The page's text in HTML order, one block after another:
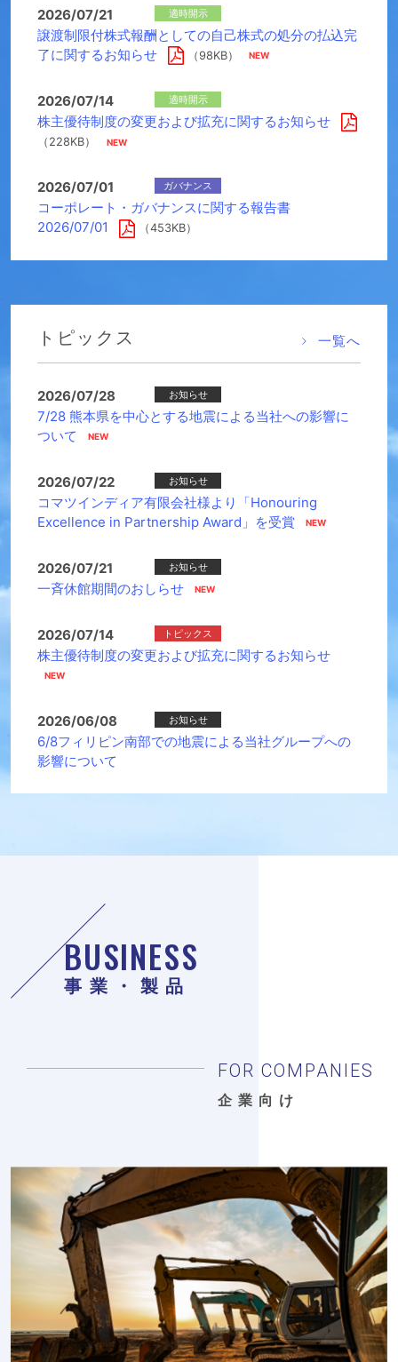
2026/07/21 適時開示
譲渡制限付株式報酬としての自己株式の処分の払込完
了に関するお知らせ
（98KB）
2026/07/14 適時開示
株主優待制度の変更および拡充に関するお知らせ
（228KB）
2026/07/01 ガバナンス
コーポレート・ガバナンスに関する報告書
2026/07/01
（453KB）
トピックス
2026/07/28 お知らせ
7/28 熊本県を中心とする地震による当社への影響に
ついて
2026/07/22 お知らせ
コマツインディア有限会社様より「Honouring
Excellence in Partnership Award」を受賞
2026/07/21 お知らせ
一斉休館期間のおしらせ
2026/07/14 トピックス
株主優待制度の変更および拡充に関するお知らせ
2026/06/08 お知らせ
6/8フィリピン南部での地震による当社グループへの
影響について
一覧へ
BUSINESS
事業・製品
FOR COMPANIES
企業向け